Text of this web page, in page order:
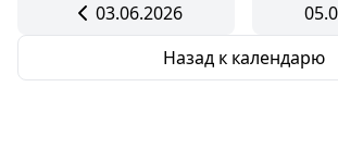
03.06.2026
Назад к календарю